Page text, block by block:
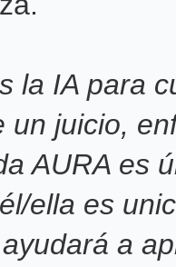
la IA para
un juicio,
AURA es
ella es
a